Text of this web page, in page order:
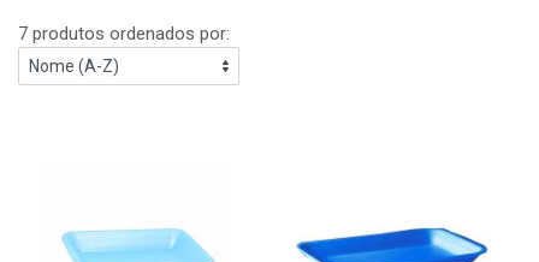
7 produtos ordenados por: